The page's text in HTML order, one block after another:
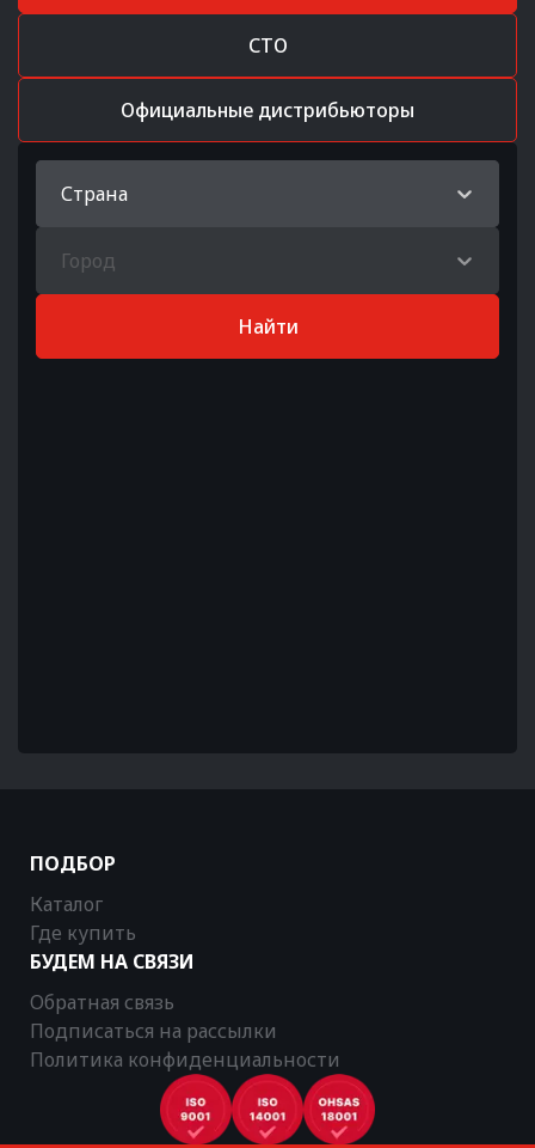
СТО
Официальные дистрибьюторы
Страна
Город
Найти
ПОДБОР
Каталог
Где купить
БУДЕМ НА СВЯЗИ
Обратная связь
Подписаться на рассылки
Политика конфиденциальности